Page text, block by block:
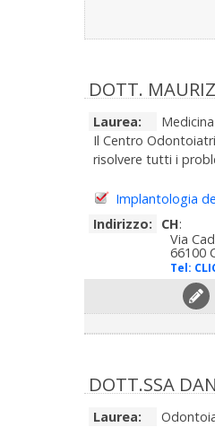
DOTT.
Laurea:
Il Centro
risolvere tutti i
Implantologia
Indirizzo:
CH:
Via
66100
Tel:
DOTT.SSA
Laurea: